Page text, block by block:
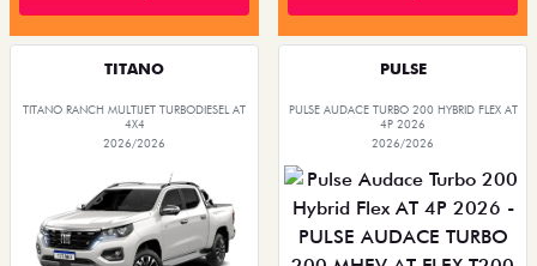
TITANO
TITANO RANCH MULTIJET TURBODIESEL AT
4X4
2026/2026
PULSE
PULSE AUDACE TURBO 200 HYBRID FLEX AT
4P 2026
2026/2026